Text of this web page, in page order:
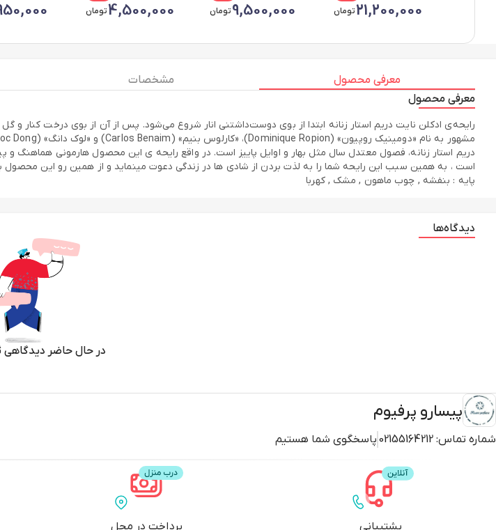
21,200,000تومان 9,500,000تومان 4,500,000تومان
معرفی محصول مشخصات
معرفی محصول
دریم استار زنانه، فصول معتدل سال مثل بهار و اوایل پاییز است. در واقع رایحه ی این محصول هارمونی
است ، به همین سبب این رایحه شما را به لذت بردن از شادی ها در زندگی دعوت مینماید و از همین رو این محصول با
پایه : بنفشه , چوب ماهون , مشک , کهربا
دیدگاه‌ها
در حال حاضر
پیسارو پرفیوم
شماره تماس: 02155164212 پاسخگوی شما هستیم
پشتیبانی پرداخت در محل